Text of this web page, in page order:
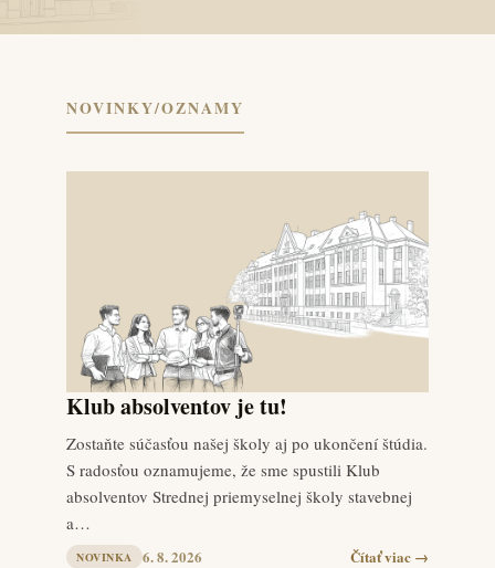
NOVINKY/OZNAMY
Klub absolventov je tu!
Zostaňte súčasťou našej školy aj po ukončení štúdia.
S radosťou oznamujeme, že sme spustili Klub
absolventov Strednej priemyselnej školy stavebnej
a…
NOVINKA 6. 8. 2026 Čítať viac →